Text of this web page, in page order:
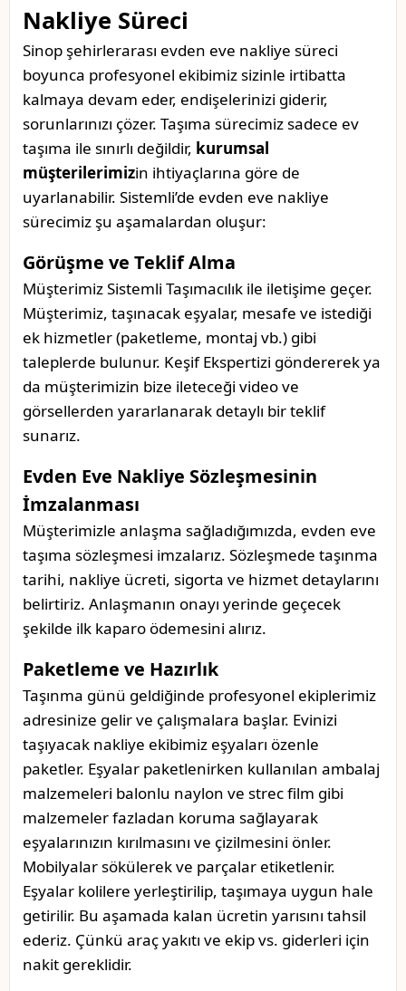
Nakliye Süreci
Sinop şehirlerarası evden eve nakliye süreci
boyunca profesyonel ekibimiz sizinle irtibatta
kalmaya devam eder, endişelerinizi giderir,
sorunlarınızı çözer. Taşıma sürecimiz sadece ev
taşıma ile sınırlı değildir, kurumsal
müşterilerimizin ihtiyaçlarına göre de
uyarlanabilir. Sistemli’de evden eve nakliye
sürecimiz şu aşamalardan oluşur:
Görüşme ve Teklif Alma
Müşterimiz Sistemli Taşımacılık ile iletişime geçer.
Müşterimiz, taşınacak eşyalar, mesafe ve istediği
ek hizmetler (paketleme, montaj vb.) gibi
taleplerde bulunur. Keşif Ekspertizi göndererek ya
da müşterimizin bize ileteceği video ve
görsellerden yararlanarak detaylı bir teklif
sunarız.
Evden Eve Nakliye Sözleşmesinin
İmzalanması
Müşterimizle anlaşma sağladığımızda, evden eve
taşıma sözleşmesi imzalarız. Sözleşmede taşınma
tarihi, nakliye ücreti, sigorta ve hizmet detaylarını
belirtiriz. Anlaşmanın onayı yerinde geçecek
şekilde ilk kaparo ödemesini alırız.
Paketleme ve Hazırlık
Taşınma günü geldiğinde profesyonel ekiplerimiz
adresinize gelir ve çalışmalara başlar. Evinizi
taşıyacak nakliye ekibimiz eşyaları özenle
paketler. Eşyalar paketlenirken kullanılan ambalaj
malzemeleri balonlu naylon ve strec film gibi
malzemeler fazladan koruma sağlayarak
eşyalarınızın kırılmasını ve çizilmesini önler.
Mobilyalar sökülerek ve parçalar etiketlenir.
Eşyalar kolilere yerleştirilip, taşımaya uygun hale
getirilir. Bu aşamada kalan ücretin yarısını tahsil
ederiz. Çünkü araç yakıtı ve ekip vs. giderleri için
nakit gereklidir.